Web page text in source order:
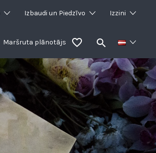
Izbaudi un Piedzīvo Izzini
Maršruta plānotājs